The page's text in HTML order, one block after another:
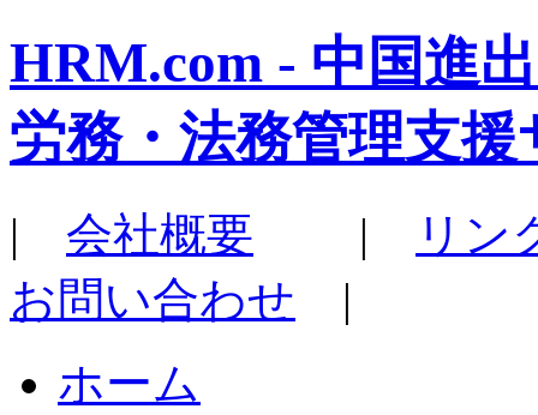
HRM.com - 中国進
労務・法務管理支援
| 会社概要 |
リン
お問い合わせ |
ホーム